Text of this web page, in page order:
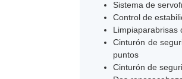
Sistema de
Control de
Limpiaparabrisas
Cinturón de
puntos
Cinturón de